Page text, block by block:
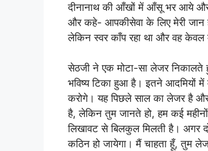
दीनानाथ की आँखों में आँसू भर आये और
और कहे- आपकीसेवा के लिए मेरी जान
लेकिन स्वर काँप रहा था और वह
सेठजी ने एक मोटा-सा लेजर निकालते
भविष्य टिका हुआ है। इतने आदमियों
करोगे। यह पिछले साल का लेजर है
है, लेकिन तुम जानते हो, हम कई
लिखावट से बिलकुल मिलती है। अगर
कठिन हो जायेगा। मैं चाहता हूँ, तुम